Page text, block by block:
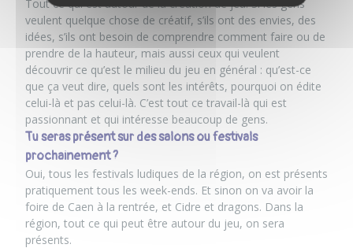
Tout ce qui est autour de la création de jeu. Si les gens
veulent quelque chose de créatif, s’ils ont des envies, des
idées, s’ils ont besoin de comprendre comment faire ou de
prendre de la hauteur, mais aussi ceux qui veulent
découvrir ce qu’est le milieu du jeu en général : qu’est-ce
que ça veut dire, quels sont les intérêts, pourquoi on édite
celui-là et pas celui-là. C’est tout ce travail-là qui est
passionnant et qui intéresse beaucoup de gens.
Tu seras présent sur des salons ou festivals
prochainement ?
Oui, tous les festivals ludiques de la région, on est présents
pratiquement tous les week-ends. Et sinon on va avoir la
foire de Caen à la rentrée, et Cidre et dragons. Dans la
région, tout ce qui peut être autour du jeu, on sera
présents.